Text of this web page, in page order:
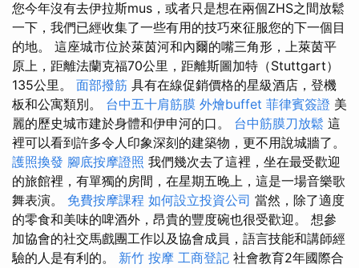
您今年沒有去伊拉斯mus，或者只是想在兩個ZHS之間放鬆
一下，我們已經收集了一些有用的技巧來征服您的下一個目
的地。 這座城市位於萊茵河和內爾的嘴三角形，上萊茵平
原上，距離法蘭克福70公里，距離斯圖加特（Stuttgart）
135公里。 面部撥筋 具有在線促銷價格的星級酒店，登機
板和公寓類別。 台中五十肩筋膜 外燴buffet 菲律賓簽證 美
麗的歷史城市建於身體和伊申河的口。 台中筋膜刀放鬆 這
裡可以看到許多令人印象深刻的建築物，更不用說城牆了。
護照換發 腳底按摩證照 我們幾次去了這裡，坐在最受歡迎
的旅館裡，有單獨的房間，在星期五晚上，這是一場音樂歌
舞表演。 免費按摩課程 如何設立投資公司 當然，除了適度
的零食和美味的啤酒外，昂貴​​的豐度碗也很受歡迎。 想參
加協會的社交馬戲團工作以及協會成員，語言技能和講師經
驗的人是有利的。 新竹 按摩 工商登記 社會教育2年國際合